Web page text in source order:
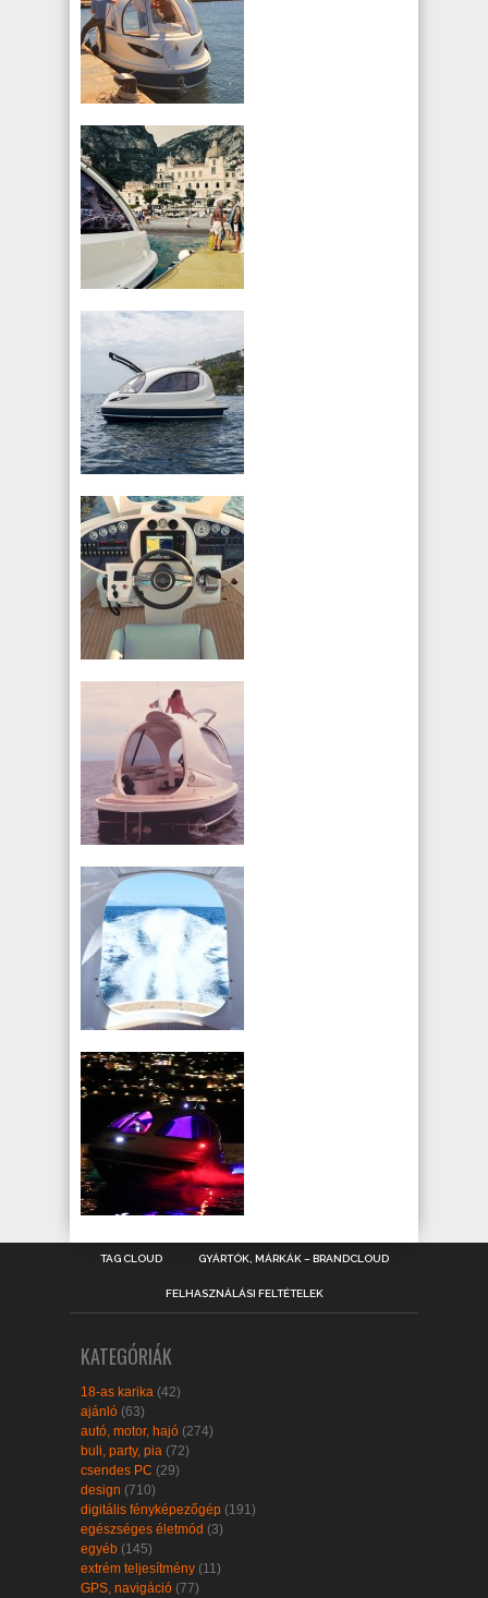
TAG CLOUD GYÁRTÓK, MÁRKÁK – BRANDCLOUD
FELHASZNÁLÁSI FELTÉTELEK
KATEGÓRIÁK
18-as karika (42)
ajánló (63)
autó, motor, hajó (274)
buli, party, pia (72)
csendes PC (29)
design (710)
digitális fényképezőgép (191)
egészséges életmód (3)
egyéb (145)
extrém teljesítmény (11)
GPS, navigáció (77)